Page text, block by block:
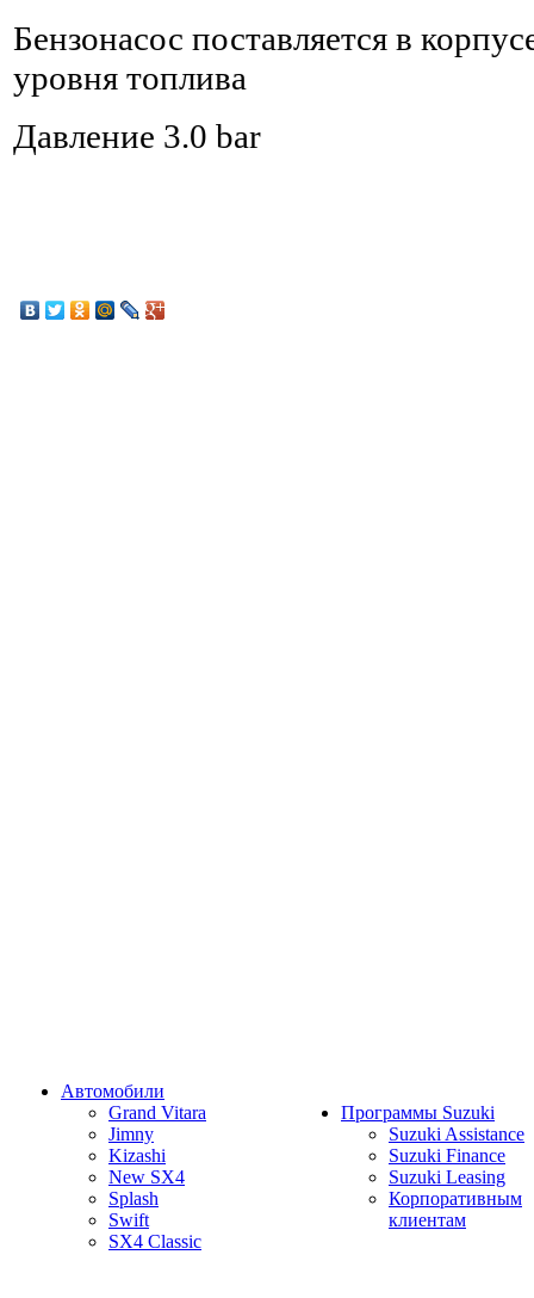
Бензонасос поставляется в
уровня топлива
Давление 3.0 bar
Автомобили
Grand Vitara
Jimny
Kizashi
New SX4
Splash
Swift
SX4 Classic
Программы Suzuki
Suzuki Assistance
Suzuki Finance
Suzuki Leasing
Корпоративным
клиентам